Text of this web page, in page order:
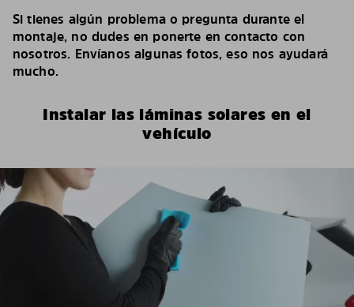
Si tienes algún problema o pregunta durante el
montaje, no dudes en ponerte en contacto con
nosotros. Envíanos algunas fotos, eso nos ayudará
mucho.
Instalar las láminas solares en el
vehículo